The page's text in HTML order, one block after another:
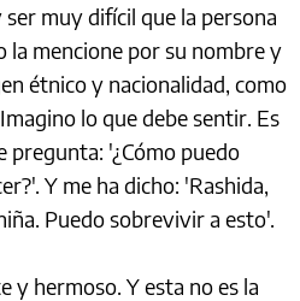
muy difícil que la persona
la mencione por su nombre y
étnico y nacionalidad, como
lo que debe sentir. Es
pregunta: '¿Cómo puedo
Y me ha dicho: 'Rashida,
Puedo sobrevivir a esto'.
y hermoso. Y esta no es la